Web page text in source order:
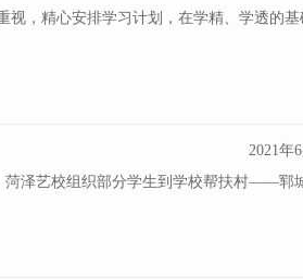
视，精心安排学习计划，在学精、学透的
2021年
菏泽艺校组织部分学生到学校帮扶村——郓